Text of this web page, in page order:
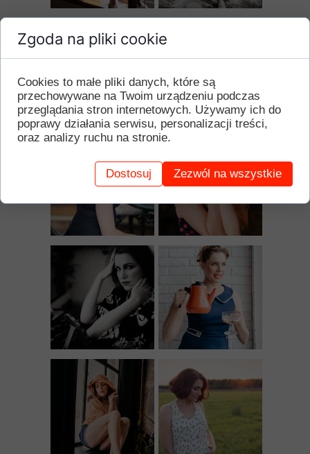
Zgoda na pliki cookie
Cookies to małe pliki danych, które są
przechowywane na Twoim urządzeniu podczas
przeglądania stron internetowych. Używamy ich do
poprawy działania serwisu, personalizacji treści,
oraz analizy ruchu na stronie.
Dostosuj Zezwól na wszystkie